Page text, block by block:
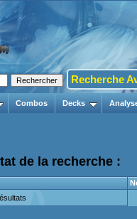
Recherche
Combos Decks
de la recherche :